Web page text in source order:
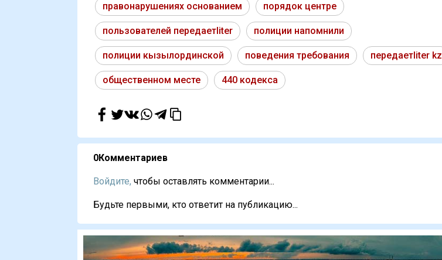
правонарушениях основанием порядок центре
пользователей передаетliter полиции напомнили
полиции кызылординской поведения требования передаетliter kz
общественном месте 440 кодекса
0Комментариев
Войдите, чтобы оставлять комментарии...
Будьте первыми, кто ответит на публикацию...